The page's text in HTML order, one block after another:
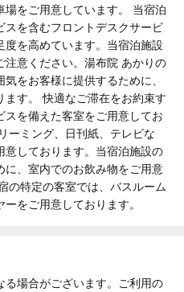
をご用意しています。 当宿泊
を含むフロントデスクサービ
度を高めています。当宿泊施設
注意ください。湯布院 あかりの
をお客様に提供するために、
す。 快適なご滞在をお約束す
を備えた客室をご用意してお
ーミング、日刊紙、テレビな
意しております。当宿泊施設の
、室内でのお飲み物をご用意
の特定の客室では、バスルーム
をご用意しております。
る場合がございます。ご利用の